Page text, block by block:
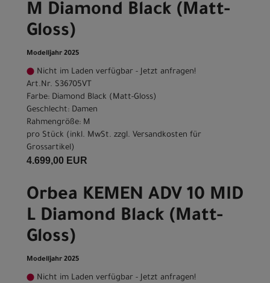
M Diamond Black (Matt-
Gloss)
Modelljahr 2025
Nicht im Laden verfügbar - Jetzt anfragen!
Art.Nr. S36705VT
Farbe: Diamond Black (Matt-Gloss)
Geschlecht: Damen
Rahmengröße: M
pro Stück (inkl. MwSt. zzgl. Versandkosten für
Grossartikel )
4.699,00 EUR
Orbea KEMEN ADV 10 MID
L Diamond Black (Matt-
Gloss)
Modelljahr 2025
Nicht im Laden verfügbar - Jetzt anfragen!